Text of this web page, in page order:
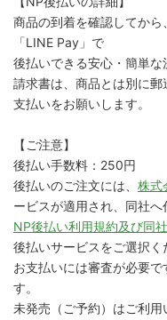
商品の到着を確認してから
「LINE Pay」で
後払いできる安心・簡単な
請求書は、商品とは別に
支払いをお願いします。
【ご注意】
後払い手数料：250円
後払いのご注文には、 株式
ービスが適用され、同社へ
NP後払い利用規約及び同
後払いサービスをご選択く
お支払いには審査が必要
す。
未発売（ご予約）はご利用